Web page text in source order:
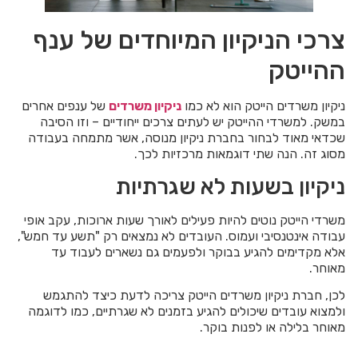
צרכי הניקיון המיוחדים של ענף
ההייטק
ניקיון משרדים הייטק הוא לא כמו ניקיון משרדים של ענפים אחרים
במשק. למשרדי ההייטק יש לעתים צרכים ייחודיים – וזו הסיבה
שכדאי מאוד לבחור בחברת ניקיון מנוסה, אשר מתמחה בעבודה
מסוג זה. הנה שתי דוגמאות מרכזיות לכך.
ניקיון בשעות לא שגרתיות
משרדי הייטק נוטים להיות פעילים לאורך שעות ארוכות, עקב אופי
עבודה אינטנסיבי ועמוס. העובדים לא נמצאים רק "תשע עד חמש",
אלא מקדימים להגיע בבוקר ולפעמים גם נשארים לעבוד עד
מאוחר.
לכן, חברת ניקיון משרדים הייטק צריכה לדעת כיצד להתגמש
ולמצוא עובדים שיכולים להגיע בזמנים לא שגרתיים, כמו לדוגמה
מאוחר בלילה או לפנות בוקר.